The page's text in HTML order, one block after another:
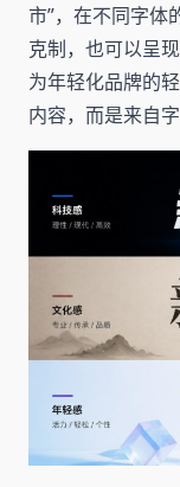
市”，在不同字体
克制，也可以呈
为年轻化品牌的
内容，而是来自